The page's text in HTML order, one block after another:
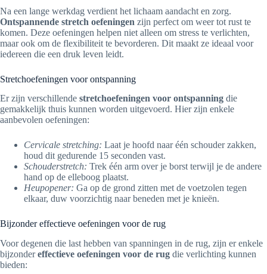
Na een lange werkdag verdient het lichaam aandacht en zorg.
Ontspannende stretch oefeningen zijn perfect om weer tot rust te
komen. Deze oefeningen helpen niet alleen om stress te verlichten,
maar ook om de flexibiliteit te bevorderen. Dit maakt ze ideaal voor
iedereen die een druk leven leidt.
Stretchoefeningen voor ontspanning
Er zijn verschillende stretchoefeningen voor ontspanning die
gemakkelijk thuis kunnen worden uitgevoerd. Hier zijn enkele
aanbevolen oefeningen:
Cervicale stretching: Laat je hoofd naar één schouder zakken,
houd dit gedurende 15 seconden vast.
Schouderstretch: Trek één arm over je borst terwijl je de andere
hand op de elleboog plaatst.
Heupopener: Ga op de grond zitten met de voetzolen tegen
elkaar, duw voorzichtig naar beneden met je knieën.
Bijzonder effectieve oefeningen voor de rug
Voor degenen die last hebben van spanningen in de rug, zijn er enkele
bijzondereffectieve oefeningen voor de rug die verlichting kunnen
bieden: